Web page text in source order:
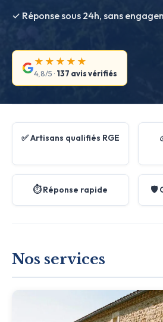
✓ Réponse sous 24h, sans
★★★★★
4,8/5 · 137 avis vérifiés
✅ Artisans qualifiés RGE
⏱️ Réponse rapide 🛡️
Nos services